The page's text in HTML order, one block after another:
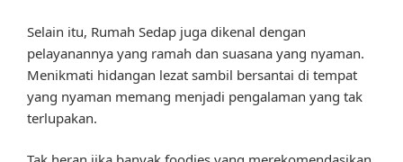
Selain itu, Rumah Sedap juga dikenal dengan
pelayanannya yang ramah dan suasana yang nyaman.
Menikmati hidangan lezat sambil bersantai di tempat
yang nyaman memang menjadi pengalaman yang tak
terlupakan.